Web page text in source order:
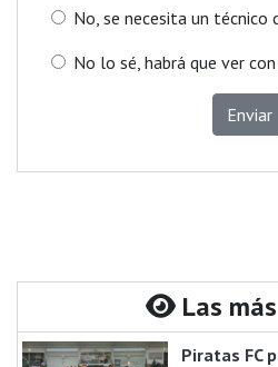
No, se necesita un técnico
No lo sé, habrá que ver
Enviar
Las
Piratas FC